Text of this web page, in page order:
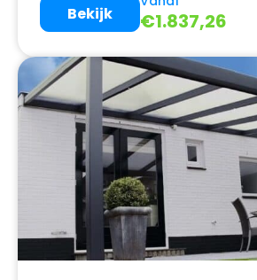
€1.837,26
Bekijk